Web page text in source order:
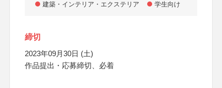
建築・インテリア・エクステリア 学生向け
締切
2023年09月30日 (土)
作品提出・応募締切、必着